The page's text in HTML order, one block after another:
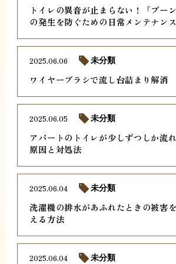
トイレの異音が止まらない！「ブー
の発生を防ぐための日常メンテナンス
ワイヤーブラシで流し台詰まり解消
2025.06.06 未分類
アパートのトイレが少しずつしか流
原因と対処法
2025.06.05 未分類
洗濯機の排水があふれたときの被害
える方法
2025.06.04 未分類
2025.06.04 未分類